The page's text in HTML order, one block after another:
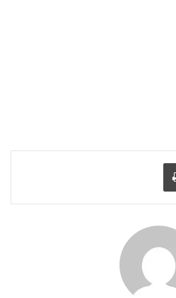
طباعة